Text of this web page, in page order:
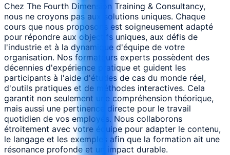
Chez The Fourth Dimension Training & Consultancy,
nous ne croyons pas aux solutions uniques. Chaque
cours que nous proposons est soigneusement adapté
pour répondre aux objectifs uniques, aux défis de
l'industrie et à la dynamique d'équipe de votre
organisation. Nos formateurs experts possèdent des
décennies d'expérience pratique et guident les
participants à l'aide d'études de cas du monde réel,
d'outils pratiques et de méthodes interactives. Cela
garantit non seulement une compréhension théorique,
mais aussi une pertinence directe pour le travail
quotidien de vos employés. Nous collaborons
étroitement avec votre équipe pour adapter le contenu,
le langage et les exemples afin que la formation ait une
résonance profonde et un impact durable.